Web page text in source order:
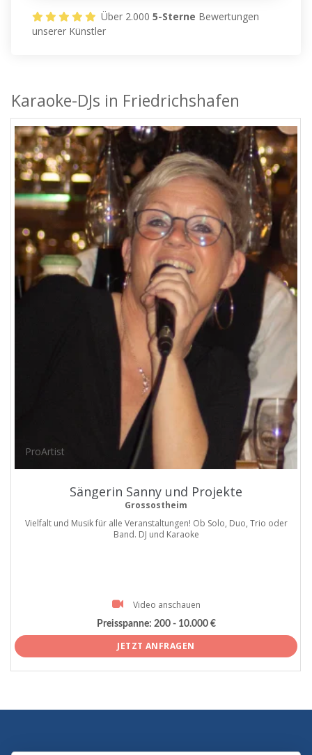
Über 2.0005-Sterne Bewertungen
unserer Künstler
Karaoke-DJs in Friedrichshafen
ProArtist
Sängerin Sanny und Projekte
Grossostheim
Vielfalt und Musik für alle Veranstaltungen! Ob Solo, Duo, Trio oder
Band. DJ und Karaoke
Video anschauen
Preisspanne: 200 - 10.000 €
JETZT ANFRAGEN